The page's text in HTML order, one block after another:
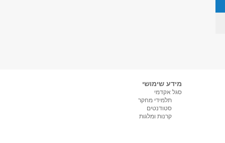
מידע שימושי
סגל אקדמי
תלמידי מחקר
סטודנטים
קרנות ומלגות